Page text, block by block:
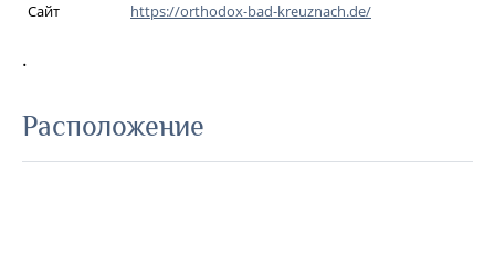
Сайт
https://orthodox-bad-kreuznach.de/
.
Расположение